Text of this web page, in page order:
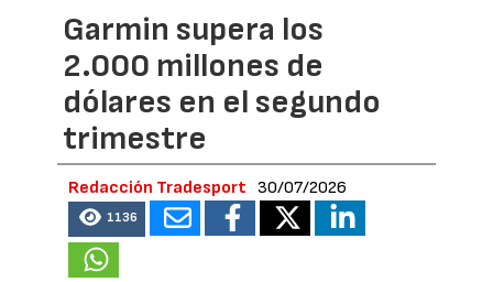
Garmin supera los
2.000 millones de
dólares en el segundo
trimestre
Redacción Tradesport 30/07/2026
1136